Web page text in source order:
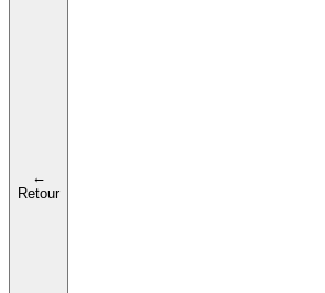
←
Retour